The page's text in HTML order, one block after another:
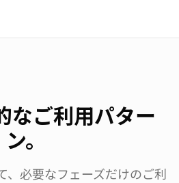
なご利用パター
ン。
、必要なフェーズだけのご利